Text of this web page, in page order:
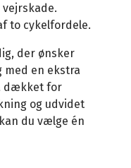
to cykelfordele.
der ønsker
en ekstra
dækket for
og udvidet
du vælge én